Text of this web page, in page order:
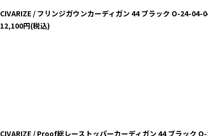
CIVARIZE / フリンジガウンカーディガン 44 ブラック O-24-
12,100円(税込)
CIVARIZE / Proof総レーストッパーカーディガン 44 ブラック